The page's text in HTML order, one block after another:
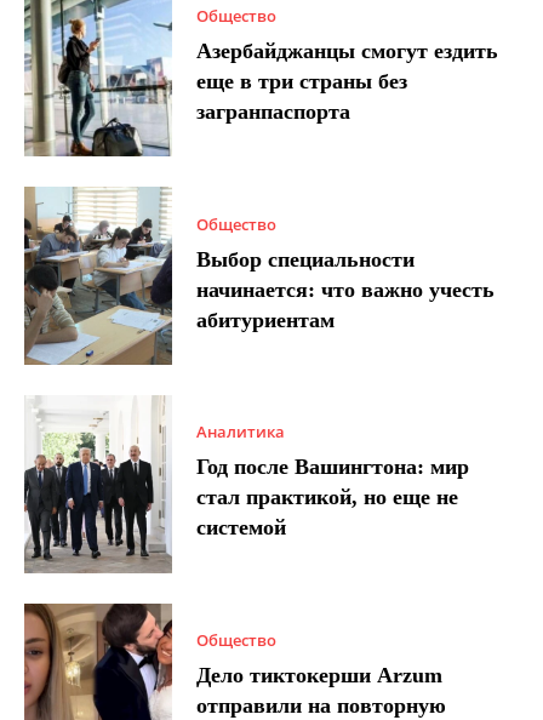
Общество
Азербайджанцы смогут ездить
еще в три страны без
загранпаспорта
Общество
Выбор специальности
начинается: что важно учесть
абитуриентам
Аналитика
Год после Вашингтона: мир
стал практикой, но еще не
системой
Общество
Дело тиктокерши Arzum
отправили на повторную